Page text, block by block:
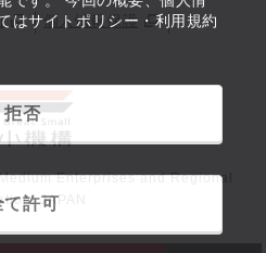
はサイトポリシー・利用規約
拒否
て許可
個人情報保護
Enterprises and Regional
JAPAN